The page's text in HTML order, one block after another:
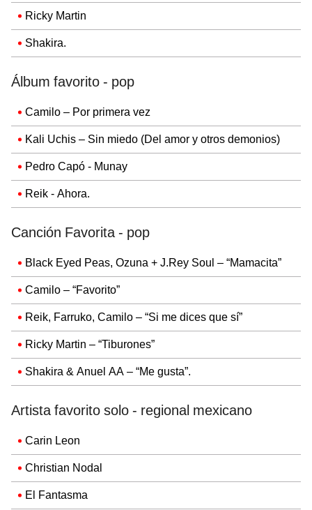
Ricky Martin
Shakira.
Álbum favorito - pop
Camilo – Por primera vez
Kali Uchis – Sin miedo (Del amor y otros demonios)
Pedro Capó - Munay
Reik - Ahora.
Canción Favorita - pop
Black Eyed Peas, Ozuna + J.Rey Soul – “Mamacita”
Camilo – “Favorito”
Reik, Farruko, Camilo – “Si me dices que sí”
Ricky Martin – “Tiburones”
Shakira & Anuel AA – “Me gusta”.
Artista favorito solo - regional mexicano
Carin Leon
Christian Nodal
El Fantasma